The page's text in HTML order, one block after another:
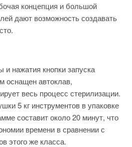
концепция и большой
дают возможность создавать
нажатия кнопки запуска
оснащен автоклав,
весь процесс стерилизации.
5 кг инструментов в упаковке
составит около 20 минут, что
времени в сравнении с
этого же класса.